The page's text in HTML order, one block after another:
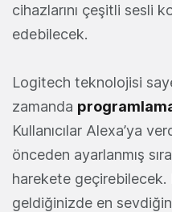
cihazlarını çeşitli sesli
edebilecek.
Logitech teknolojisi
zamanda
Kullanıcılar Alexa’ya
önceden ayarlanmış
harekete geçirebilecek.
geldiğinizde en